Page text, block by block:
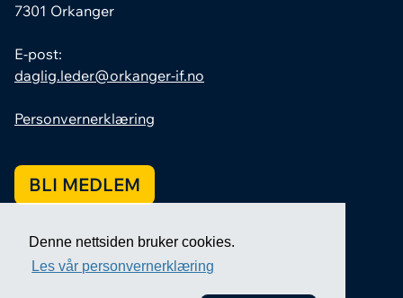
Denne nettsiden bruker cookies.
Les vår personvernerklæring
7301 Orkanger
E-post:
daglig.leder@orkanger-if.no
Personvernerklæring
BLI MEDLEM